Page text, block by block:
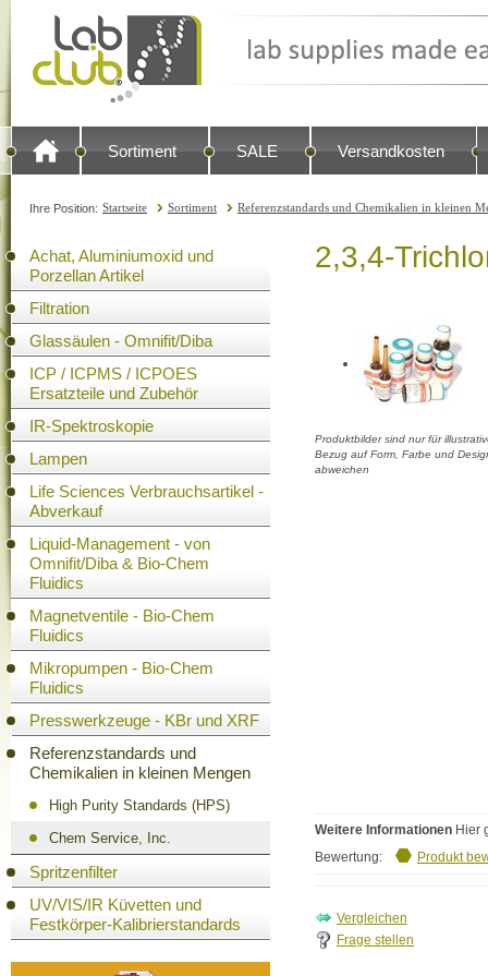
Sortiment SALE Versandkosten
Ihre Position: Startseite Sortiment Referenzstandards und Chemikalien in kleinen
Achat, Aluminiumoxid und
Porzellan Artikel
Filtration
Glassäulen - Omnifit/Diba
ICP / ICPMS / ICPOES
Ersatzteile und Zubehör
IR-Spektroskopie
Lampen
Life Sciences Verbrauchsartikel -
Abverkauf
Liquid-Management - von
Omnifit/Diba & Bio-Chem
Fluidics
Magnetventile - Bio-Chem
Fluidics
Mikropumpen - Bio-Chem
Fluidics
Presswerkzeuge - KBr und XRF
Referenzstandards und
Chemikalien in kleinen Mengen
High Purity Standards (HPS)
Chem Service, Inc.
Spritzenfilter
UV/VIS/IR Küvetten und
Festkörper-Kalibrierstandards
2,3,4-
Produktbilder sind nur für
Bezug auf Form, Farbe und
abweichen
Weitere Informationen Hier
Bewertung:
Produkt
Frage stellen